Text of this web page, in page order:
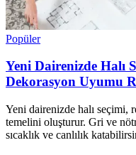
Popüler
Yeni Dairenizde Halı
Dekorasyon Uyumu
Yeni dairenizde halı seçimi,
temelini oluşturur. Gri ve
sıcaklık ve canlılık